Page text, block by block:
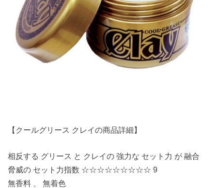
【クールグリース クレイの商品詳細】
相反する グリース と クレイの 強力な セット力 が 融合
脅威の セット力指数 ☆☆☆☆☆☆☆☆☆ 9
無香料 、 無着色